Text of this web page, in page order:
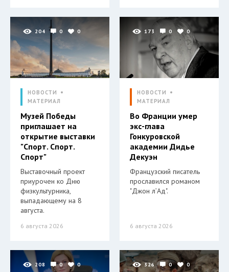
204 0 0
НОВОСТИ
МАТЕРИАЛ
Музей Победы
приглашает на
открытие выставки
"Спорт. Спорт.
Спорт"
Выставочный проект
приурочен ко Дню
физкультурника,
выпадающему на 8
августа.
6 августа 2026
173 0 0
НОВОСТИ
МАТЕРИАЛ
Во Франции умер
экс-глава
Гонкуровской
академии Дидье
Декуэн
Французский писатель
прославился романом
"Джон л’Ад".
6 августа 2026
208 0 0 326 0 0